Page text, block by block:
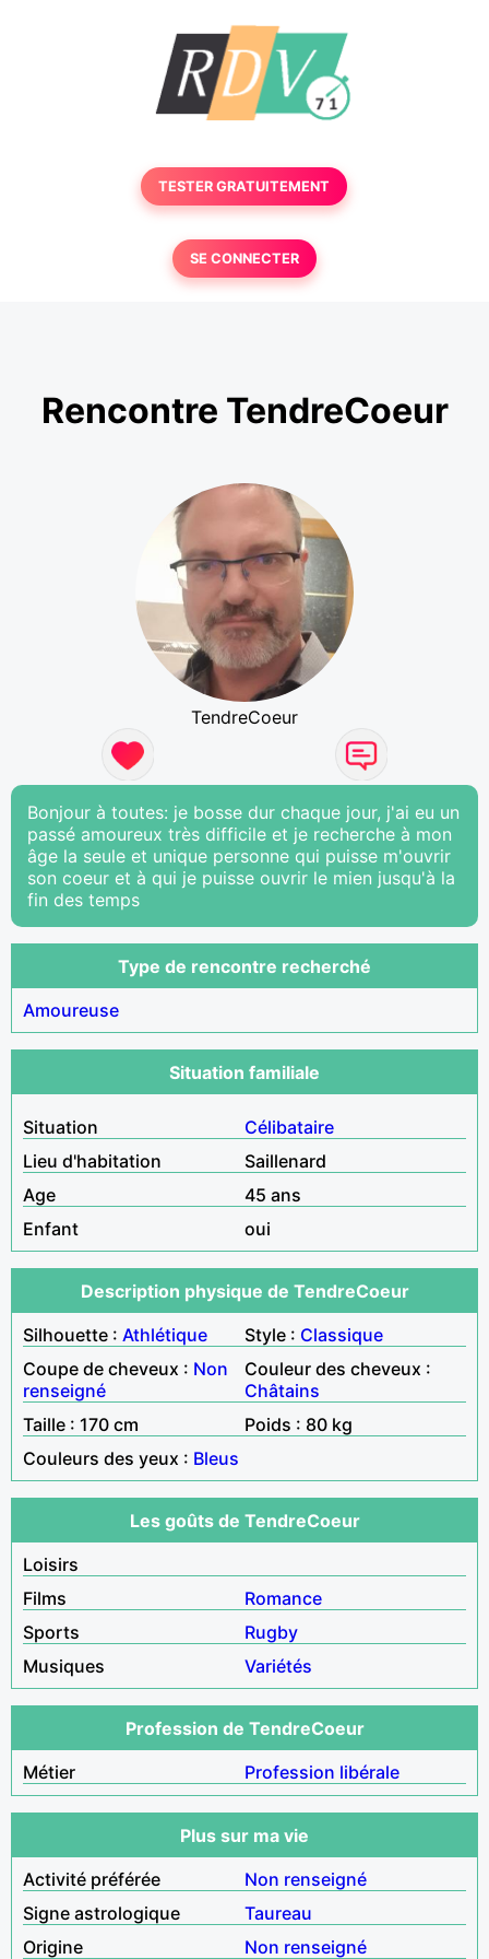
TESTER GRATUITEMENT
SE CONNECTER
Rencontre TendreCoeur
TendreCoeur
Bonjour à toutes: je bosse dur chaque jour, j'ai eu un
passé amoureux très difficile et je recherche à mon
âge la seule et unique personne qui puisse m'ouvrir
son coeur et à qui je puisse ouvrir le mien jusqu'à la
fin des temps
Type de rencontre recherché
Amoureuse
Situation familiale
Situation
Célibataire
Lieu d'habitation
Saillenard
Age
45 ans
Enfant
oui
Description physique de TendreCoeur
Silhouette : Athlétique Style : Classique
Coupe de cheveux : Non
renseigné
Couleur des cheveux :
Châtains
Taille : 170 cm
Poids : 80 kg
Couleurs des yeux : Bleus
Les goûts de TendreCoeur
Loisirs
Films
Romance
Sports
Rugby
Musiques
Variétés
Profession de TendreCoeur
Métier
Profession libérale
Plus sur ma vie
Activité préférée
Non renseigné
Signe astrologique
Taureau
Origine
Non renseigné